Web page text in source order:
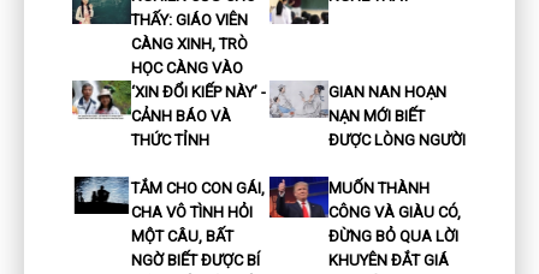
THẤY: GIÁO VIÊN
CÀNG XINH, TRÒ
HỌC CÀNG VÀO
‘XIN ĐỔI KIẾP NÀY’ -
CẢNH BÁO VÀ
THỨC TỈNH
GIAN NAN HOẠN
NẠN MỚI BIẾT
ĐƯỢC LÒNG NGƯỜI
TẮM CHO CON GÁI,
CHA VÔ TÌNH HỎI
MỘT CÂU, BẤT
NGỜ BIẾT ĐƯỢC BÍ
MUỐN THÀNH
CÔNG VÀ GIÀU CÓ,
ĐỪNG BỎ QUA LỜI
KHUYÊN ĐẮT GIÁ